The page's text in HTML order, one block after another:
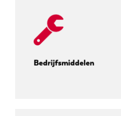
Bedrijfsmiddelen